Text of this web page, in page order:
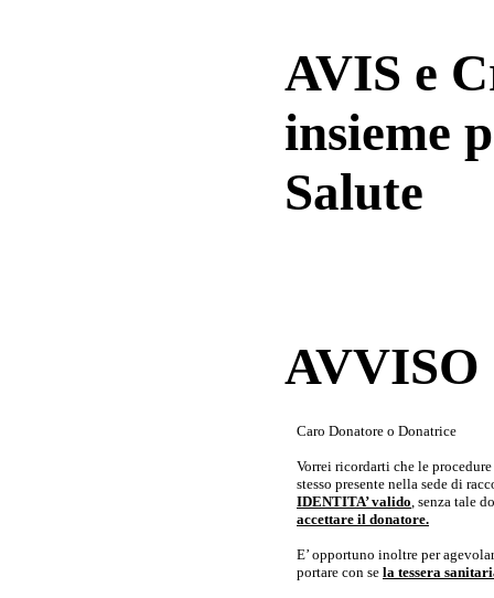
AVIS e
insieme
Salute
Caro Donatore o Donatrice
Vorrei ricordarti che le
stesso presente nella sede di
IDENTITA’ valido, senza tale
accettare il donatore.
E’ opportuno inoltre per
portare con se la tessera